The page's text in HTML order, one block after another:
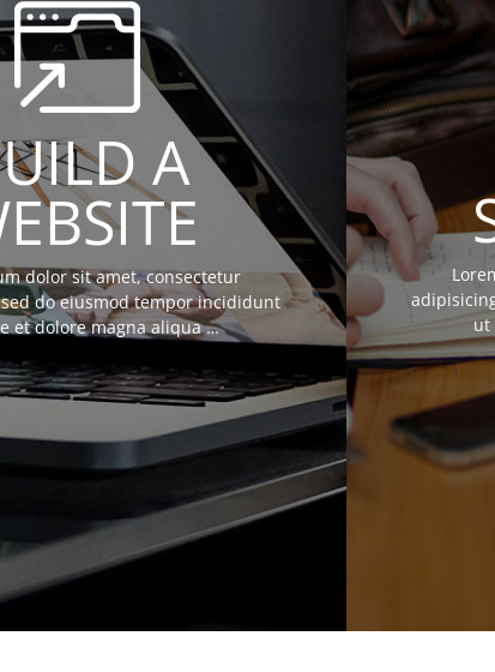
A
dolor sit amet, consectetur
do eiusmod tempor incididunt
et dolore magna aliqua …
ut